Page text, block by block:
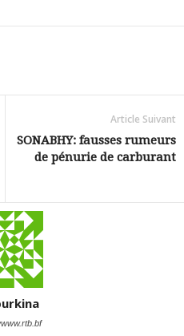
Article Suivant
SONABHY: fausses rumeurs
de pénurie de carburant